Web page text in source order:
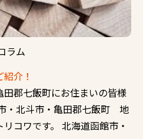
ラム
介！
郡七飯町にお住まいの皆様
・北斗市・亀田郡七飯町 地
コワです。 北海道函館市・